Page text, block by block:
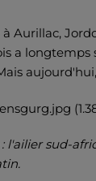
Aurillac,
a
l'ailier sud-